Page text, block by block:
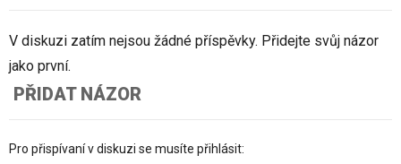
V diskuzi zatím nejsou žádné příspěvky. Přidejte svůj názor
jako první.
PŘIDAT NÁZOR
Pro přispívaní v diskuzi se musíte přihlásit: